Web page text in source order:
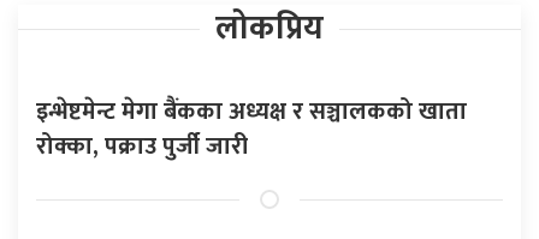
लोकप्रिय
इन्भेष्टमेन्ट मेगा बैंकका अध्यक्ष र सञ्चालकको खाता
रोक्का, पक्राउ पुर्जी जारी